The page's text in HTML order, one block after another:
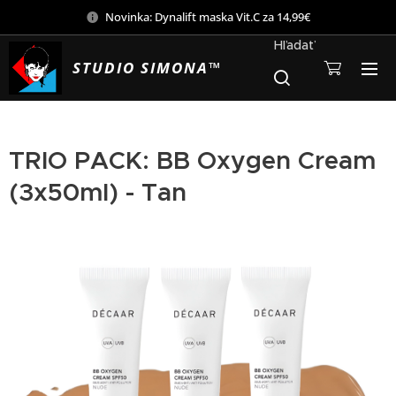
Novinka: Dynalift maska Vit.C za 14,99€
STUDIO SIMONA™
Hľadať
TRIO PACK: BB Oxygen Cream
(3x50ml) - Tan